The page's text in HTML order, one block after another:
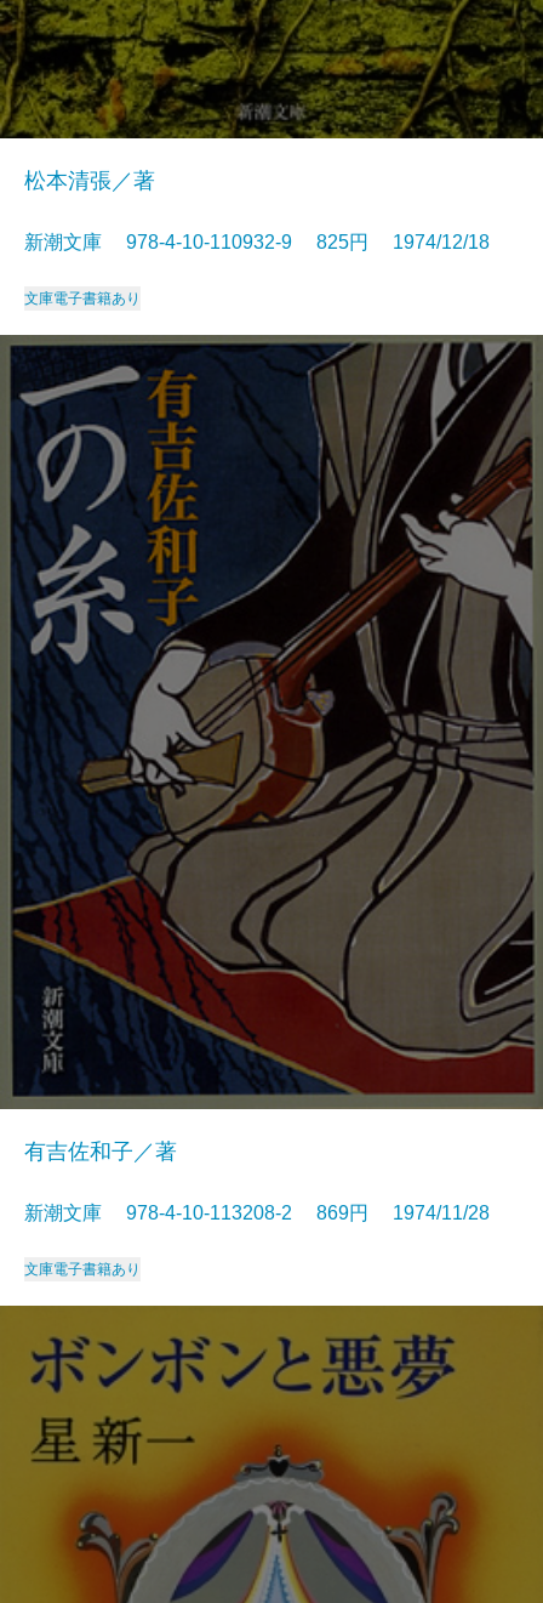
松本清張／著
新潮文庫 978-4-10-110932-9 825円 1974/12/18
文庫電子書籍あり
有吉佐和子／著
新潮文庫 978-4-10-113208-2 869円 1974/11/28
文庫電子書籍あり